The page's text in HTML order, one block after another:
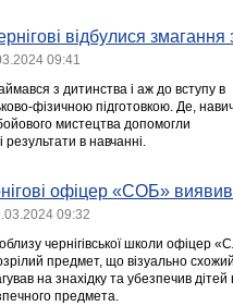
відбулися змагання
09:41
з дитинства і аж до вступу в
фізичною підготовкою. Де,
мистецтва допомогли
в навчанні.
офіцер «СОБ» виявив
09:32
чернігівської школи офіцер
предмет, що візуально
на знахідку та убезпечив дітей
предмета.